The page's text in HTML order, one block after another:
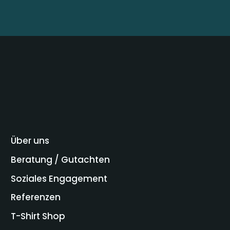
Über uns
Beratung / Gutachten
Soziales Engagement
Referenzen
T-Shirt Shop